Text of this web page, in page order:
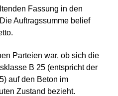
Fassung in den
Auftragssumme belief
Parteien war, ob sich die
B 25 (entspricht der
auf den Beton im
Zustand bezieht.